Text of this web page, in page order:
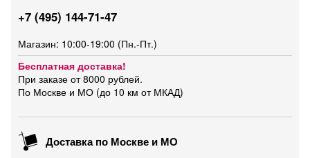
+7 (495) 144-71-47
Магазин: 10:00-19:00 (Пн.-Пт.)
Бесплатная доставка!
При заказе от 8000 рублей.
По Москве и МО (до 10 км от МКАД)
Доставка по Москве и МО